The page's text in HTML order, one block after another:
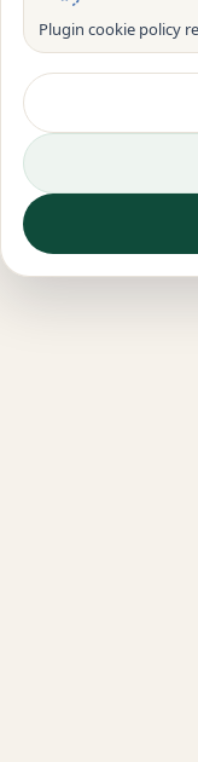
Plugin cookie policy